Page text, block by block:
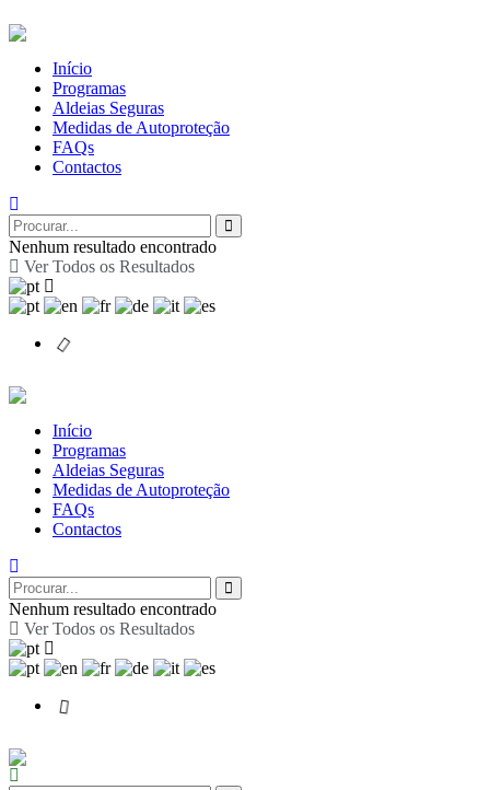
Início
Programas
Aldeias Seguras
Medidas de Autoproteção
FAQs
Contactos
Nenhum resultado encontrado
Ver Todos os Resultados
Início
Programas
Aldeias Seguras
Medidas de Autoproteção
FAQs
Contactos
Nenhum resultado encontrado
Ver Todos os Resultados